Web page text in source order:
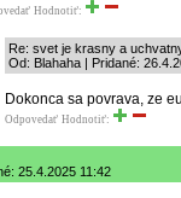
Hodnotiť:
Re: svet je krasny a
Od: Blahaha | Pridané:
Dokonca sa povrava, ze
Odpovedať Hodnotiť:
25.4.2025 11:42